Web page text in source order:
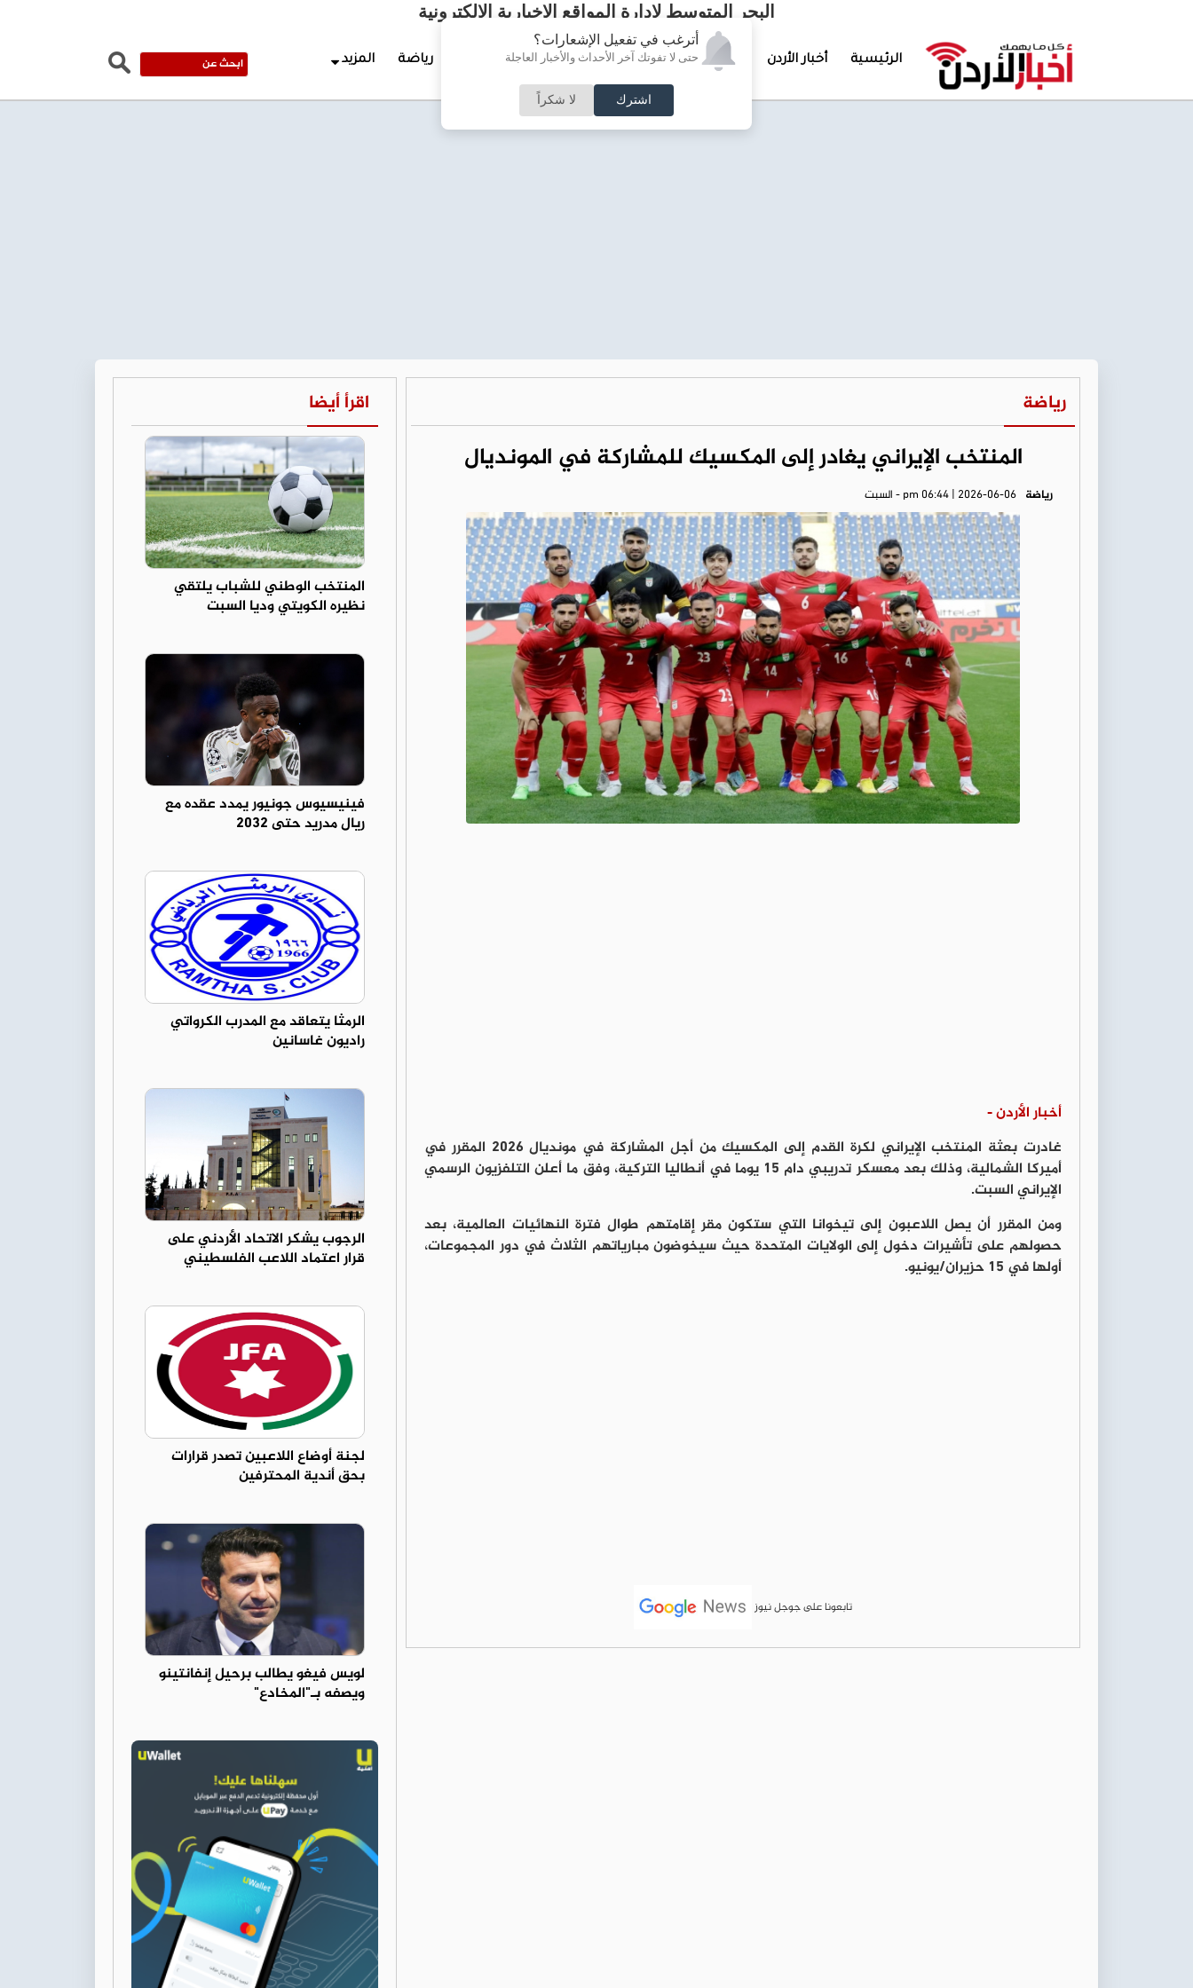
أترغب في تفعيل الإشعارات؟
حتى لا تفوتك آخر الأحداث والأخبار العاجلة
اشترك لا شكراً
البحر المتوسط لإدارة المواقع الإخبارية الالكترونية
الرئيسية أخبار الأردن تغطيات خاصة لقاء الأسبوع جرائم وحوادث رياضة المزيد
رياضة
المنتخب الإيراني يغادر إلى المكسيك للمشاركة في المونديال
رياضة pm 06:44 | 2026-06-06 - السبت
أخبار الأردن -
غادرت بعثة المنتخب الإيراني لكرة القدم إلى المكسيك من أجل المشاركة في مونديال 2026 المقرر في
أميركا الشمالية، وذلك بعد معسكر تدريبي دام 15 يوما في أنطاليا التركية، وفق ما أعلن التلفزيون الرسمي
الإيراني السبت.
ومن المقرر أن يصل اللاعبون إلى تيخوانا التي ستكون مقر إقامتهم طوال فترة النهائيات العالمية، بعد
حصولهم على تأشيرات دخول إلى الولايات المتحدة حيث سيخوضون مبارياتهم الثلاث في دور المجموعات،
أولها في 15 حزيران/يونيو.
تابعونا على جوجل نيوز
اقرأ أيضا
المنتخب الوطني للشباب يلتقي
نظيره الكويتي وديا السبت
فينيسيوس جونيور يمدد عقده مع
ريال مدريد حتى 2032
الرمثا يتعاقد مع المدرب الكرواتي
راديون غاسانين
الرجوب يشكر الاتحاد الأردني على
قرار اعتماد اللاعب الفلسطيني
لجنة أوضاع اللاعبين تصدر قرارات
بحق أندية المحترفين
لويس فيغو يطالب برحيل إنفانتينو
ويصفه بـ"المخادع"